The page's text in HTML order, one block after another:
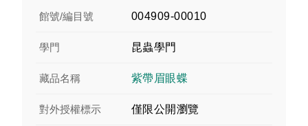
館號/編目號 004909-00010
學門 昆蟲學門
藏品名稱 紫帶眉眼蝶
對外授權標示 僅限公開瀏覽